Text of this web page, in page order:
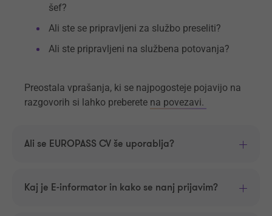
šef?
Ali ste se pripravljeni za službo preseliti?
Ali ste pripravljeni na službena potovanja?
Preostala vprašanja, ki se najpogosteje pojavijo na
razgovorih si lahko preberete na povezavi.
Ali se EUROPASS CV še uporablja?
Kaj je E-informator in kako se nanj prijavim?